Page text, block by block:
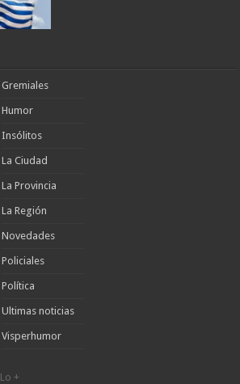
Gremiales
Humor
Insólitos
La Ciudad
La Provincia
La Región
Novedades
Policiales
Política
Ultimas noticias
Visperhumor
Lo +